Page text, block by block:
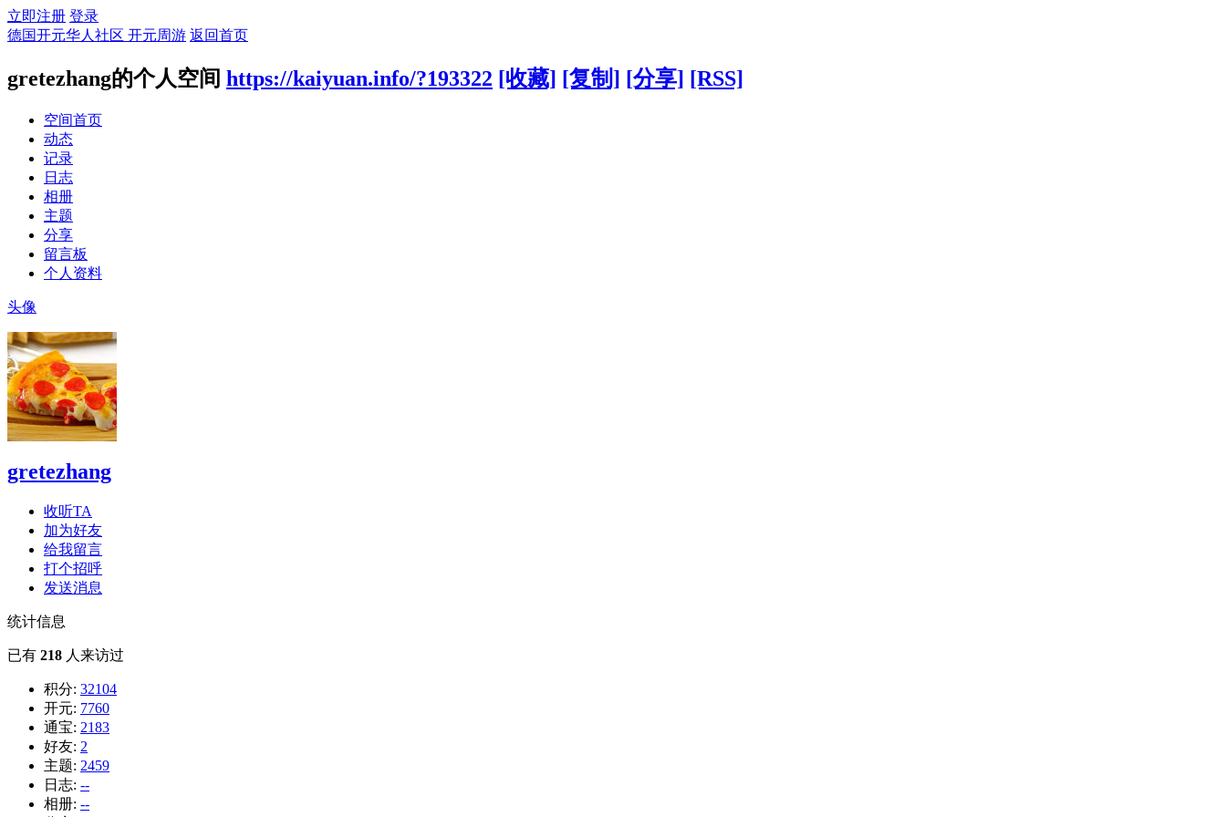
立即注册 登录
德国开元华人社区 开元周游 返回首页
gretezhang的个人空间 https://kaiyuan.info/?193322 [收藏] [复制] [分享] [RSS]
空间首页
动态
记录
日志
相册
主题
分享
留言板
个人资料
头像
gretezhang
收听TA
加为好友
给我留言
打个招呼
发送消息
统计信息
已有 218 人来访过
积分: 32104
开元: 7760
通宝: 2183
好友: 2
主题: 2459
日志: --
相册: --